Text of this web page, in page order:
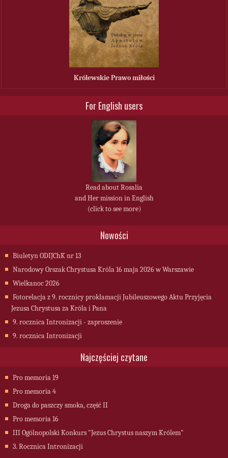
Królewskie Prawo miłości
For English users
Read about Rosalia
and Her mission in English
(click to see more)
Nowości
Biuletyn ODIJChK nr 13
Narodowy Orszak Chrystusa Króla 16 maja 2026 w Warszawie
Wielkanoc 2026
Fotorelacja z 9. rocznicy proklamacji Jubileuszowego Aktu Przyjęcia
Jezusa Chrystusa za Króla i Pana
9. rocznica Intronizacji - zaproszenie
9. rocznica Intronizacji
Najczęściej czytane
Pro memoria 19
Pro memoria 4
Droga do paszczy smoka, część II
Pro memoria 16
III Ogólnopolski Konkurs "Jezus Chrystus naszym Królem"
3. Rocznica Intronizacji